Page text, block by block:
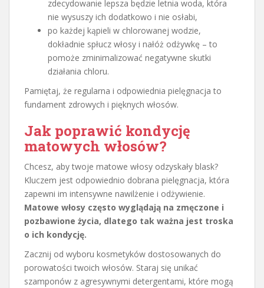
zdecydowanie lepsza będzie letnia woda, która
nie wysuszy ich dodatkowo i nie osłabi,
po każdej kąpieli w chlorowanej wodzie,
dokładnie spłucz włosy i nałóż odżywkę – to
pomoże zminimalizować negatywne skutki
działania chloru.
Pamiętaj, że regularna i odpowiednia pielęgnacja to
fundament zdrowych i pięknych włosów.
Jak poprawić kondycję
matowych włosów?
Chcesz, aby twoje matowe włosy odzyskały blask?
Kluczem jest odpowiednio dobrana pielęgnacja, która
zapewni im intensywne nawilżenie i odżywienie.
Matowe włosy często wyglądają na zmęczone i
pozbawione życia, dlatego tak ważna jest troska
o ich kondycję.
Zacznij od wyboru kosmetyków dostosowanych do
porowatości twoich włosów. Staraj się unikać
szamponów z agresywnymi detergentami, które mogą